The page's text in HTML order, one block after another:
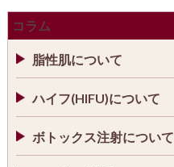
コラム
脂性肌について
ハイフ(HIFU)について
ボトックス注射について